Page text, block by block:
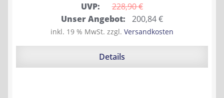
UVP: 228,90 €
Ursprünglicher
Preis
war:
Unser Angebot: 200,84€Aktueller
Preis
ist:
inkl. 19 % MwSt. zzgl. Versandkosten
Details